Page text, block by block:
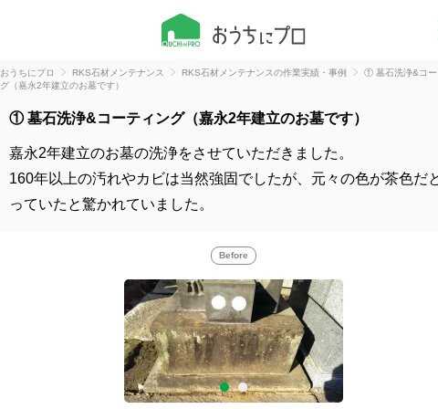
おうちにプロ RKS石材メンテナンス RKS石材メンテナンスの作業実績・事例
① 墓石洗浄&コー
グ（嘉永2年建立のお墓です）
① 墓石洗浄&コーティング（嘉永2年建立のお墓です）
嘉永2年建立のお墓の洗浄をさせていただきました。
160年以上の汚れやカビは当然強固でしたが、元々の色が茶色だ
っていたと驚かれていました。
Before